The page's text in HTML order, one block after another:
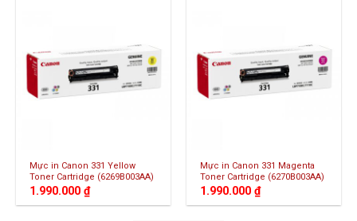
Mực in Canon 331 Yellow
Toner Cartridge (6269B003AA)
1.990.000₫
Mực in Canon 331 Magenta
Toner Cartridge (6270B003AA)
1.990.000₫